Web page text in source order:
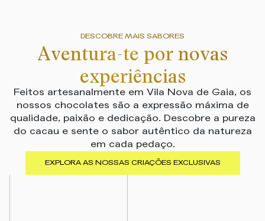
DESCOBRE MAIS SABORES
Aventura-te por novas
experiências
Feitos artesanalmente em Vila Nova de Gaia, os
nossos chocolates são a expressão máxima de
qualidade, paixão e dedicação. Descobre a pureza
do cacau e sente o sabor autêntico da natureza
em cada pedaço.
EXPLORA AS NOSSAS CRIAÇÕES EXCLUSIVAS